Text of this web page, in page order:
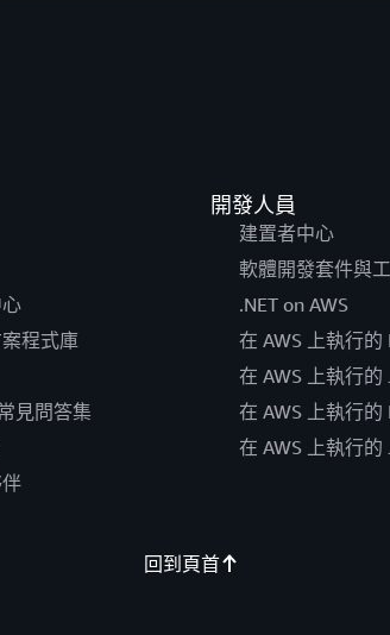
程式庫
見問答集
開發人員
建置者中心
軟體開發套件與
.NET on AWS
在 AWS 上執行
在 AWS 上執行的
在 AWS 上執行的
在 AWS 上執行的
回到頁首